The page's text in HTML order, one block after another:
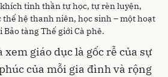
tinh thần tự học, tự rèn luyện,
hệ thanh niên, học sinh – một hoạt
tàng Thế giới Cà phê.
giáo dục là gốc rễ của sự
của mỗi gia đình và rộng